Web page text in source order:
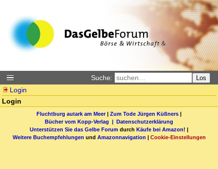
Suche: Los
Login
Login
Fluchtburg autark am Meer| Zum Tode Jürgen Küßners |
Bücher vom Kopp-Verlag | Datenschutzerklärung
Unterstützen Sie das Gelbe Forum durch Käufe bei Amazon! |
Weitere Buchempfehlungen und Amazonnavigation | Cookie-Einstellungen